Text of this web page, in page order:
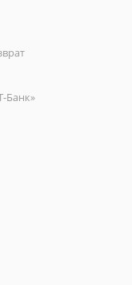
Банк»